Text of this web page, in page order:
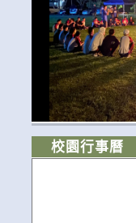
校園行事曆